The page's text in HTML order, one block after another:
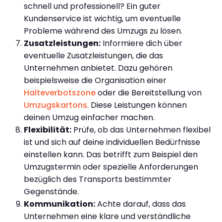
schnell und professionell? Ein guter
Kundenservice ist wichtig, um eventuelle
Probleme während des Umzugs zu lösen.
Zusatzleistungen: Informiere dich über
eventuelle Zusatzleistungen, die das
Unternehmen anbietet. Dazu gehören
beispielsweise die Organisation einer
Halteverbotszoneoder die Bereitstellung von
Umzugskartons. Diese Leistungen können
deinen Umzug einfacher machen.
Flexibilität: Prüfe, ob das Unternehmen flexibel
ist und sich auf deine individuellen Bedürfnisse
einstellen kann. Das betrifft zum Beispiel den
Umzugstermin oder spezielle Anforderungen
bezüglich des Transports bestimmter
Gegenstände.
Kommunikation:Achte darauf, dass das
Unternehmen eine klare und verständliche